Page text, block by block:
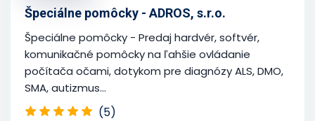
Špeciálne pomôcky - ADROS, s.r.o.
Špeciálne pomôcky - Predaj hardvér, softvér,
komunikačné pomôcky na ľahšie ovládanie
počítača očami, dotykom pre diagnózy ALS, DMO,
SMA, autizmus...
(5)